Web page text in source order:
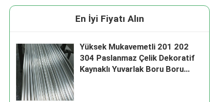
En İyi Fiyatı Alın
Yüksek Mukavemetli 201 202
304 Paslanmaz Çelik Dekoratif
Kaynaklı Yuvarlak Boru Boru